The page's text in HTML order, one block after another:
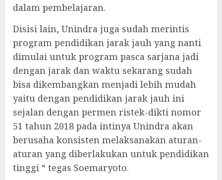
dalam pembelajaran.
Disisi lain, Unindra juga sudah merintis
program pendidikan jarak jauh yang nanti
dimulai untuk program pasca sarjana jadi
dengan jarak dan waktu sekarang sudah
bisa dikembangkan menjadi lebih mudah
yaitu dengan pendidikan jarak jauh ini
sejalan dengan permen ristek-dikti nomor
51 tahun 2018 pada intinya Unindra akan
berusaha konsisten melaksanakan aturan-
aturan yang diberlakukan untuk pendidikan
tinggi “ tegas Soemaryoto.